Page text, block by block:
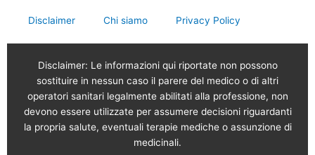
Disclaimer Chi siamo Privacy Policy
Disclaimer: Le informazioni qui riportate non possono
sostituire in nessun caso il parere del medico o di altri
operatori sanitari legalmente abilitati alla professione, non
devono essere utilizzate per assumere decisioni riguardanti
la propria salute, eventuali terapie mediche o assunzione di
medicinali.